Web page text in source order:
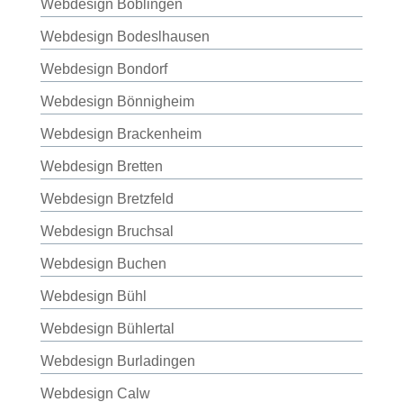
Webdesign Böblingen
Webdesign Bodeslhausen
Webdesign Bondorf
Webdesign Bönnigheim
Webdesign Brackenheim
Webdesign Bretten
Webdesign Bretzfeld
Webdesign Bruchsal
Webdesign Buchen
Webdesign Bühl
Webdesign Bühlertal
Webdesign Burladingen
Webdesign Calw